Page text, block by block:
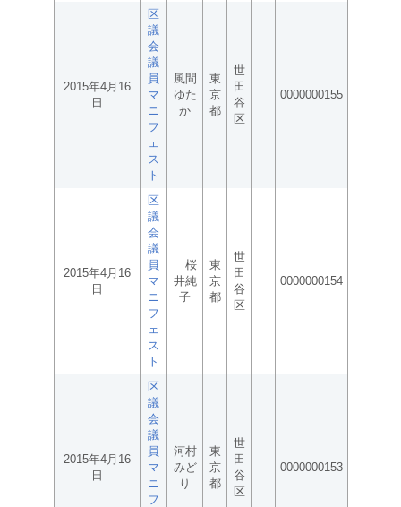
2015年4月16
日
区
議
会
議
員
マ
ニ
フ
ェ
ス
ト
風間
ゆた
か
東
京
都
世
田
谷
区
0000000155
2015年4月16
日
区
議
会
議
員
マ
ニ
フ
ェ
ス
ト
桜
井純
子
東
京
都
世
田
谷
区
0000000154
2015年4月16
日
区
議
会
議
員
マ
ニ
フ
河村
みど
り
東
京
都
世
田
谷
区
0000000153